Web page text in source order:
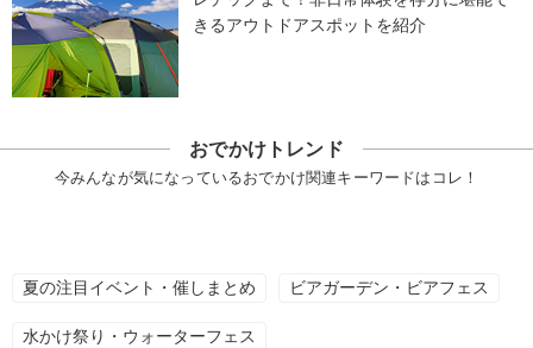
きるアウトドアスポットを紹介
おでかけトレンド
今みんなが気になっているおでかけ関連キーワードはコレ！
夏の注目イベント・催しまとめ ビアガーデン・ビアフェス
水かけ祭り・ウォーターフェス